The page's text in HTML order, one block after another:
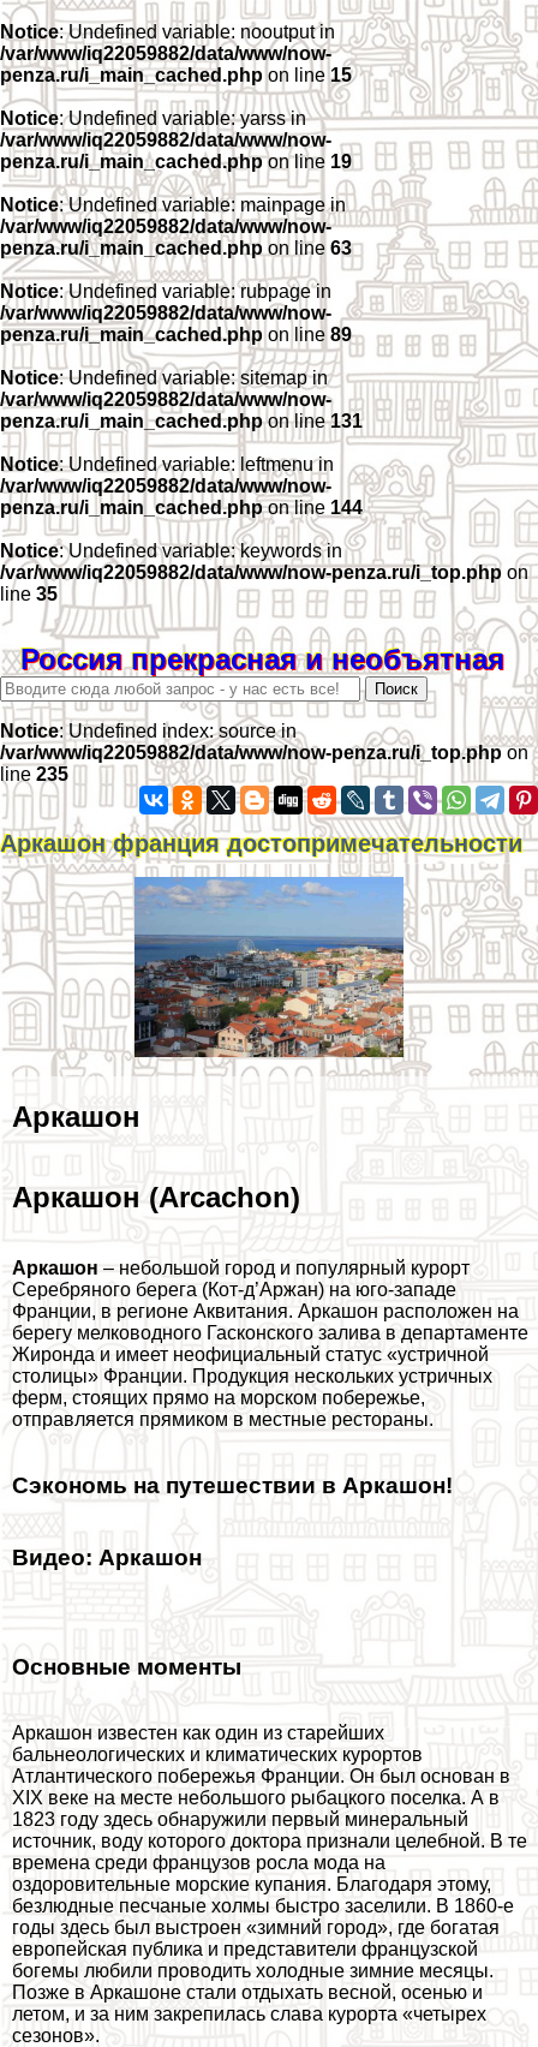
Notice: Undefined variable: nooutput in
/var/www/iq22059882/data/www/now-
penza.ru/i_main_cached.php on line 15
Notice: Undefined variable: yarss in
/var/www/iq22059882/data/www/now-
penza.ru/i_main_cached.phpon line 19
Notice: Undefined variable: mainpage in
/var/www/iq22059882/data/www/now-
penza.ru/i_main_cached.php on line 63
Notice: Undefined variable: rubpage in
/var/www/iq22059882/data/www/now-
penza.ru/i_main_cached.php on line 89
Notice: Undefined variable: sitemap in
/var/www/iq22059882/data/www/now-
penza.ru/i_main_cached.phpon line131
Notice: Undefined variable: leftmenu in
/var/www/iq22059882/data/www/now-
penza.ru/i_main_cached.phpon line 144
Notice: Undefined variable: keywords in
/var/www/iq22059882/data/www/now-penza.ru/i_top.php on
line 35
Россия прекрасная и необъятная
Notice: Undefined index: source in
/var/www/iq22059882/data/www/now-penza.ru/i_top.phpon
line 235
Аркашон франция достопримечательности
Аркашон
Аркашон (Arcachon)
Аркашон – небольшой город и популярный курорт
Серебряного берега (Кот-д’Аржан) на юго-западе
Франции, в регионе Аквитания. Аркашон расположен на
берегу мелководного Гасконского залива в департаменте
Жиронда и имеет неофициальный статус «устричной
столицы» Франции. Продукция нескольких устричных
ферм, стоящих прямо на морском побережье,
отправляется прямиком в местные рестораны.
Сэкономь на путешествии в Аркашон!
Видео: Аркашон
Основные моменты
Аркашон известен как один из старейших
бальнеологических и климатических курортов
Атлантического побережья Франции. Он был основан в
XIX веке на месте небольшого рыбацкого поселка. А в
1823 году здесь обнаружили первый минеральный
источник, воду которого доктора признали целебной. В те
времена среди французов росла мода на
оздоровительные морские купания. Благодаря этому,
безлюдные песчаные холмы быстро заселили. В 1860-е
годы здесь был выстроен «зимний город», где богатая
европейская публика и представители французской
богемы любили проводить холодные зимние месяцы.
Позже в Аркашоне стали отдыхать весной, осенью и
летом, и за ним закрепилась слава курорта «четырех
сезонов».